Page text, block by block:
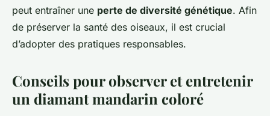
peut entraîner une perte de diversité génétique. Afin
de préserver la santé des oiseaux, il est crucial
d’adopter des pratiques responsables.
Conseils pour observer et entretenir
un diamant mandarin coloré